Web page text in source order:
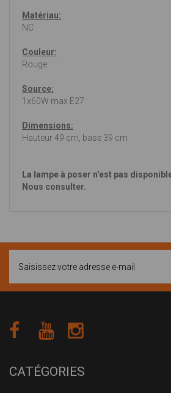
Matériau:
NC
Couleur:
Rouge
Source:
1x60W max E27
Dimensions:
Hauteur 49 cm, base 39 cm
La lampe à poser n'est pas
Nous consulter.
CATÉGORIES